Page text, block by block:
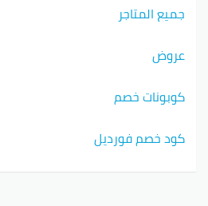
جميع المتاجر
عروض
كوبونات خصم
كود خصم فورديل